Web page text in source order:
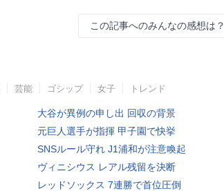
この記事へのみんなの感想は？
芸能 ゴシップ 女子 トレンド
大谷が異例の申し出 回収の背景
元巨人選手が指揮 甲子園で快挙
SNSルール守れ J1浦和が注意喚起
ヴィニシウス レアル残留を決断
レッドソックス 7連勝で首位圧倒